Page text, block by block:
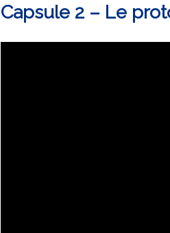
Capsule 2 – Le